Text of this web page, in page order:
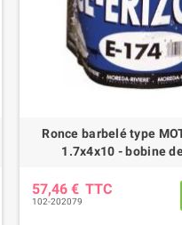
Ronce barbelé type
1.7x4x10 - bobine
57,46 € TTC
102-202079